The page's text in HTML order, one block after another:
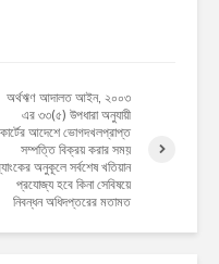
অর্থঋণ আদালত আইন, ২০০৩
এর ৩৩(৫) উপধারা অনুযায়ী
আদেশে ভোগদখলপ্রাপ্ত
সম্পত্তি বিক্রয় করার সময়
অনুকূলে সর্বশেষ খতিয়ান
প্রযোজ্য হবে কিনা সেবিষয়ে
নিবন্ধন অধিদপ্তরের মতামত